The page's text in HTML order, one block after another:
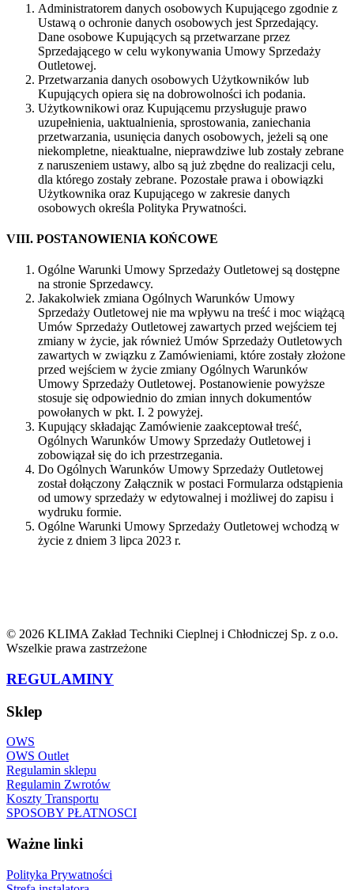
Administratorem danych osobowych Kupującego zgodnie z
Ustawą o ochronie danych osobowych jest Sprzedający.
Dane osobowe Kupujących są przetwarzane przez
Sprzedającego w celu wykonywania Umowy Sprzedaży
Outletowej.
Przetwarzania danych osobowych Użytkowników lub
Kupujących opiera się na dobrowolności ich podania.
Użytkownikowi oraz Kupującemu przysługuje prawo
uzupełnienia, uaktualnienia, sprostowania, zaniechania
przetwarzania, usunięcia danych osobowych, jeżeli są one
niekompletne, nieaktualne, nieprawdziwe lub zostały zebrane
z naruszeniem ustawy, albo są już zbędne do realizacji celu,
dla którego zostały zebrane. Pozostałe prawa i obowiązki
Użytkownika oraz Kupującego w zakresie danych
osobowych określa Polityka Prywatności.
VIII. POSTANOWIENIA KOŃCOWE
Ogólne Warunki Umowy Sprzedaży Outletowej są dostępne
na stronie Sprzedawcy.
Jakakolwiek zmiana Ogólnych Warunków Umowy
Sprzedaży Outletowej nie ma wpływu na treść i moc wiążącą
Umów Sprzedaży Outletowej zawartych przed wejściem tej
zmiany w życie, jak również Umów Sprzedaży Outletowych
zawartych w związku z Zamówieniami, które zostały złożone
przed wejściem w życie zmiany Ogólnych Warunków
Umowy Sprzedaży Outletowej. Postanowienie powyższe
stosuje się odpowiednio do zmian innych dokumentów
powołanych w pkt. I. 2 powyżej.
Kupujący składając Zamówienie zaakceptował treść,
Ogólnych Warunków Umowy Sprzedaży Outletowej i
zobowiązał się do ich przestrzegania.
Do Ogólnych Warunków Umowy Sprzedaży Outletowej
został dołączony Załącznik w postaci Formularza odstąpienia
od umowy sprzedaży w edytowalnej i możliwej do zapisu i
wydruku formie.
Ogólne Warunki Umowy Sprzedaży Outletowej wchodzą w
życie z dniem 3 lipca 2023 r.
© 2026 KLIMA Zakład Techniki Cieplnej i Chłodniczej Sp. z o.o.
Wszelkie prawa zastrzeżone
REGULAMINY
Sklep
OWS
OWS Outlet
Regulamin sklepu
Regulamin Zwrotów
Koszty Transportu
SPOSOBY PŁATNOSCI
Ważne linki
Polityka Prywatności